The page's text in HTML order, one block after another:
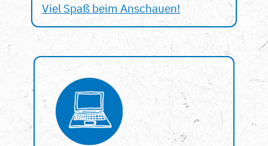
Viel Spaß beim Anschauen!